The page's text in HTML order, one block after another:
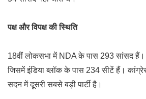
पक्ष और विपक्ष की स्थिति
18वीं लोकसभा में NDA के पास 293 सांसद हैं।
जिसमें इंडिया ब्लॉक के पास 234 सीटें हैं।
सदन में दूसरी सबसे बड़ी पार्टी है।